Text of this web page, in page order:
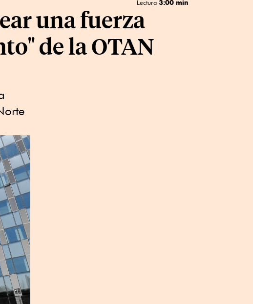
Lectura 3:00 min
una fuerza
de la OTAN